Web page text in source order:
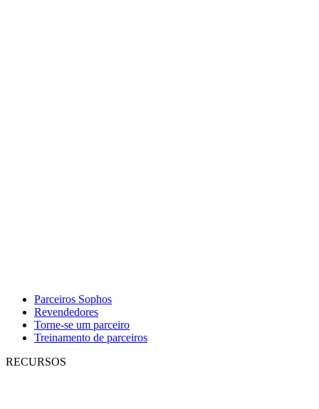
Parceiros Sophos
Revendedores
Torne-se um parceiro
Treinamento de parceiros
RECURSOS